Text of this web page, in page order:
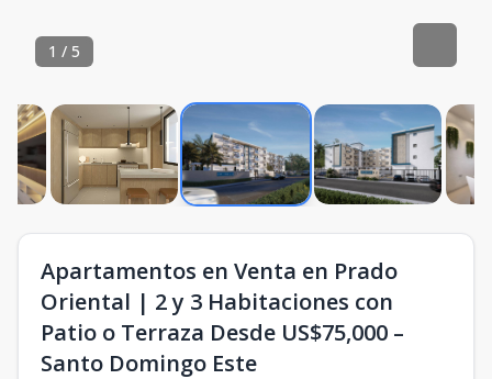
1 / 5
Apartamentos en Venta en Prado
Oriental | 2 y 3 Habitaciones con
Patio o Terraza Desde US$75,000 –
Santo Domingo Este